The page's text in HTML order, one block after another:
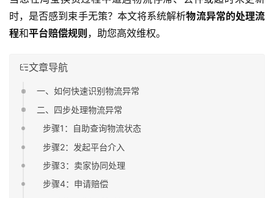
时，是否感到束手无策？本文将系统解析物流异常的处理流
程和平台赔偿规则 ，助您高效维权。
文章导航
一、如何快速识别物流异常
二、四步处理物流异常
步骤1：自助查询物流状态
步骤2：发起平台介入
步骤3：卖家协同处理
步骤4：申请赔偿